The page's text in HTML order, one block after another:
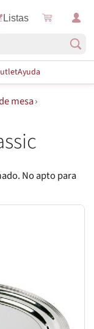
Listas
Ayuda
mesa›
No apto para